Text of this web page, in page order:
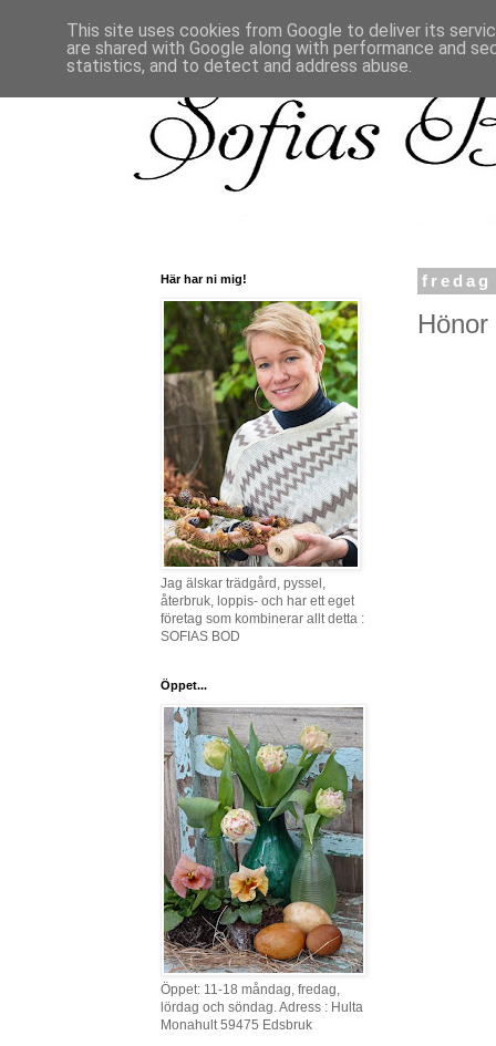
fredag
Här har ni mig!
Jag älskar trädgård, pyssel,
återbruk, loppis- och har ett eget
företag som kombinerar allt detta :
SOFIAS BOD
Öppet...
Öppet: 11-18 måndag, fredag,
lördag och söndag. Adress : Hulta
Monahult 59475 Edsbruk
This site uses cookies from Google to deliver its
are shared with Google along with performance and
statistics, and to detect and address abuse.